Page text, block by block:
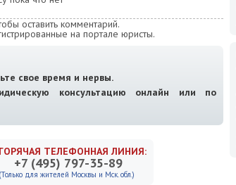
оставить комментарий.
на портале юристы.
свое время и нервы.
консультацию онлайн или по
ГОРЯЧАЯ ТЕЛЕФОННАЯ ЛИНИЯ:
+7 (495) 797-35-89
(Только для жителей Москвы и Мск. обл.)